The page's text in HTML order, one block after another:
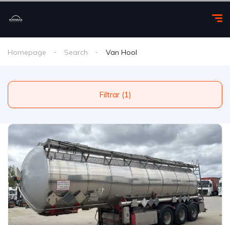
Homepage Search Van Hool
Filtrar (1)